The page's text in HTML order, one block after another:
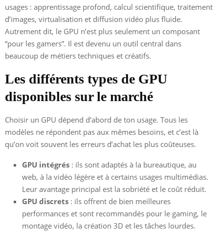
usages : apprentissage profond, calcul scientifique, traitement
d’images, virtualisation et diffusion vidéo plus fluide.
Autrement dit, le GPU n’est plus seulement un composant
“pour les gamers”. Il est devenu un outil central dans
beaucoup de métiers techniques et créatifs.
Les différents types de GPU
disponibles sur le marché
Choisir un GPU dépend d’abord de ton usage. Tous les
modèles ne répondent pas aux mêmes besoins, et c’est là
qu’on voit souvent les erreurs d’achat les plus coûteuses.
GPU intégrés : ils sont adaptés à la bureautique, au
web, à la vidéo légère et à certains usages multimédias.
Leur avantage principal est la sobriété et le coût réduit.
GPU discrets : ils offrent de bien meilleures
performances et sont recommandés pour le gaming, le
montage vidéo, la création 3D et les tâches lourdes.